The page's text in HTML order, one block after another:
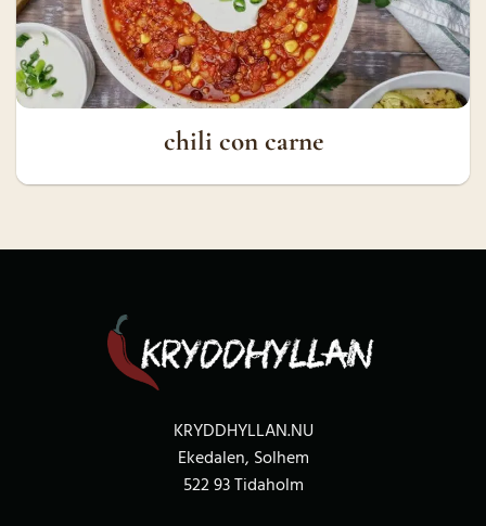
chili con carne
KRYDDHYLLAN.NU
Ekedalen, Solhem
522 93 Tidaholm